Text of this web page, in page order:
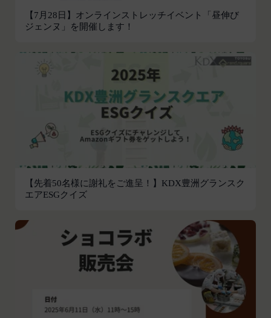
【7月28日】オンラインストレッチイベント「昼伸び
ジェンヌ」を開催します！
【先着50名様に謝礼をご進呈！】KDX豊洲グランスク
エアESGクイズ
当社は、業務を委託するため委託先にお客様情報を
提供または開示する場合、当該委託先に対し、適切
供および当社の提供目的以外の目的での利用を行わ
ないよう適切に管理および監督します。
お客様がご自身の個人情報の内容を確認、訂正また
は利用停止を希望される場合には、個人情報保護法
その他の法令により当社が義務を負う範囲におい
て、速やかに対応させていただきます。
場合があります。
お問い合わせ
開示等のご希望、ご意見、ご質問、苦情のお申し出
は、下記の窓口までお願いいたします。
メールによるお問い合わせ
営業時間内に順次回答いたします。
お問い合わせ内容によっては回答にお時間をいただ
く場合や、ご返答できない場合がございます。あら
かじめご了承いただきますようお願い致します。
「@goyoh.jp」を含むメールアドレスから受信でき
もしくは経営に協力もしくは関与する等反社会
的勢力等との何らかの交流もしくは関係を行っ
その他会員登録が適当でないと当社が判断した
第5条（登録内容の変更）
会員は、登録情報の内容の全部または一部に関して
変更が生じた場合、直ちに当社所定の方法により登
録内容を変更する手続きを行うものとします。
会員が前項に定める変更手続きを行わなかった場合
効なものとすることをあらかじめ承諾します。
会員が本条第１項に定める変更手続きを行わなかっ
たことにより生じた損害について、当社は一切責任
第6条（IDおよびパスワードの管理）
会員は、会員登録等の際に会員本人が設定し、承
認・登録されたお客様IDおよびパスワードの利
用、管理について一切の責任を負うものとします。
会員は、お客様IDおよびパスワードの第三者への
譲渡、承継、名義変更、貸与、開示又は漏洩しては